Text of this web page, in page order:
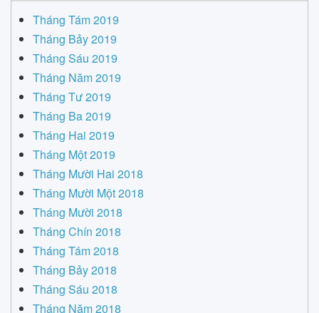
Tháng Tám 2019
Tháng Bảy 2019
Tháng Sáu 2019
Tháng Năm 2019
Tháng Tư 2019
Tháng Ba 2019
Tháng Hai 2019
Tháng Một 2019
Tháng Mười Hai 2018
Tháng Mười Một 2018
Tháng Mười 2018
Tháng Chín 2018
Tháng Tám 2018
Tháng Bảy 2018
Tháng Sáu 2018
Tháng Năm 2018